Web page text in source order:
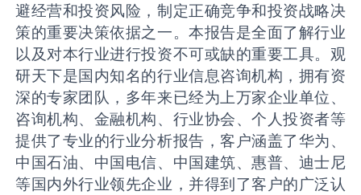
避经营和投资风险，制定正确竞争和投资战略决
策的重要决策依据之一。本报告是全面了解行业
以及对本行业进行投资不可或缺的重要工具。观
研天下是国内知名的行业信息咨询机构，拥有资
深的专家团队，多年来已经为上万家企业单位、
咨询机构、金融机构、行业协会、个人投资者等
提供了专业的行业分析报告，客户涵盖了华为、
中国石油、中国电信、中国建筑、惠普、迪士尼
等国内外行业领先企业，并得到了客户的广泛认